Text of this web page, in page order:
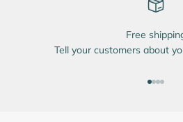
Free
Tell your customers about